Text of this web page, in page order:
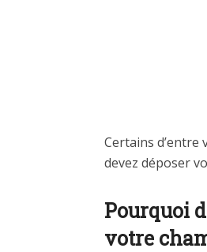
Certains d’entre
devez déposer
Pourquoi
votre